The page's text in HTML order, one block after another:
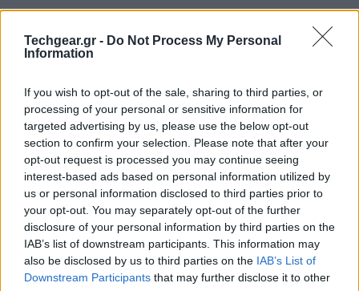
Techgear.gr - Do Not Process My Personal
Information
If you wish to opt-out of the sale, sharing to third parties, or
processing of your personal or sensitive information for
targeted advertising by us, please use the below opt-out
section to confirm your selection. Please note that after your
opt-out request is processed you may continue seeing
interest-based ads based on personal information utilized by
us or personal information disclosed to third parties prior to
your opt-out. You may separately opt-out of the further
disclosure of your personal information by third parties on the
IAB’s list of downstream participants. This information may
also be disclosed by us to third parties on the IAB’s List of
Downstream Participants that may further disclose it to other
Ακόμα μια ενδιαφέρουσα λειτουργία ετοιμάζει η
Facebook, παρέχοντας αυτή τη φορά τη δυνατότητα
στους χρήστες να ανταλλάσουν τα αρχεία της
επιλογής τους εντός του κοινωνικού δικτύου. Η νέα
λειτουργία θα είναι διαθέσιμη σταFacebook Groups
μέσα στην επόμενη εβδομάδα, ενώ το κάθε αρχείo δε
θα πρέπει να ξεπερνά τα 25MB.